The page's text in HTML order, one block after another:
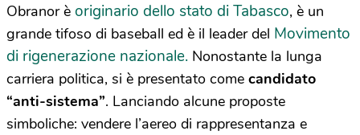
Obranor è originario dello stato di Tabasco, è un
grande tifoso di baseball ed è il leader del Movimento
di rigenerazione nazionale. Nonostante la lunga
carriera politica, si è presentato come candidato
“anti-sistema”. Lanciando alcune proposte
simboliche: vendere l’aereo di rappresentanza e